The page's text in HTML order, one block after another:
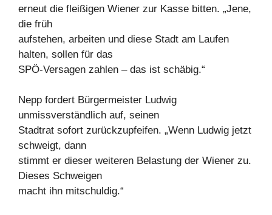
erneut die fleißigen Wiener zur Kasse bitten. „Jene,
die früh
aufstehen, arbeiten und diese Stadt am Laufen
halten, sollen für das
SPÖ-Versagen zahlen – das ist schäbig.“
Nepp fordert Bürgermeister Ludwig
unmissverständlich auf, seinen
Stadtrat sofort zurückzupfeifen. „Wenn Ludwig jetzt
schweigt, dann
stimmt er dieser weiteren Belastung der Wiener zu.
Dieses Schweigen
macht ihn mitschuldig.“